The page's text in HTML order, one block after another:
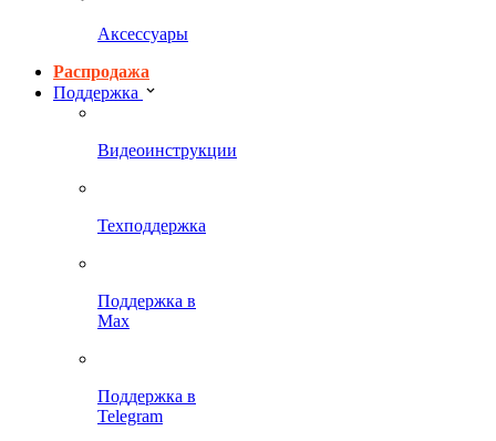
Аксессуары
Распродажа
Поддержка
Видеоинструкции
Техподдержка
Поддержка в
Max
Поддержка в
Telegram